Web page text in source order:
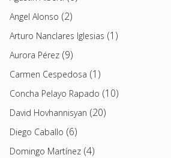
Angel Alonso (2)
Arturo Nanclares Iglesias (1)
Aurora Pérez (9)
Carmen Cespedosa (1)
Concha Pelayo Rapado (10)
David Hovhannisyan (20)
Diego Caballo (6)
Domingo Martínez (4)